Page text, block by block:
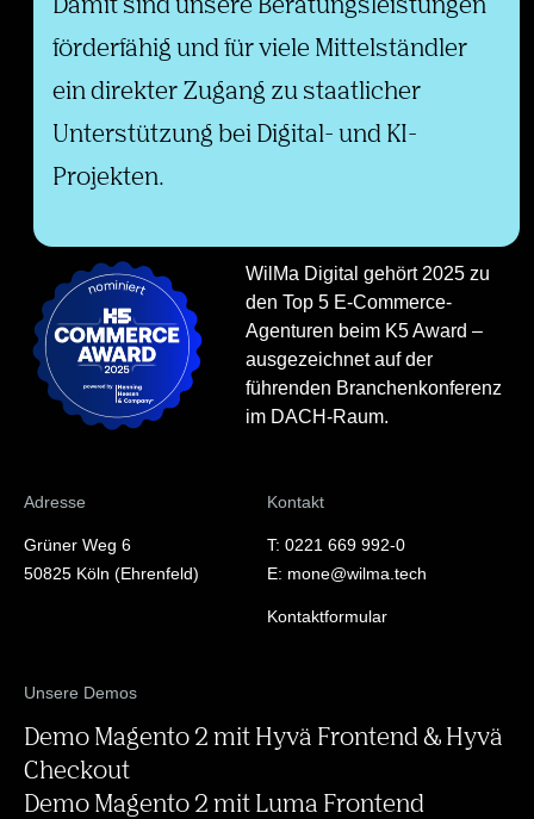
Damit sind unsere Beratungsleistungen
förderfähig und für viele Mittelständler
ein direkter Zugang zu staatlicher
Unterstützung bei Digital- und KI-
Projekten.
WilMa Digital gehört 2025 zu
den Top 5 E-Commerce-
Agenturen beim K5 Award –
ausgezeichnet auf der
führenden Branchenkonferenz
im DACH-Raum.
Adresse
Grüner Weg 6
50825 Köln (Ehrenfeld)
Kontakt
T: 0221 669 992-0
E: mone@wilma.tech
Kontaktformular
Unsere Demos
Demo Magento 2 mit Hyvä Frontend & Hyvä
Checkout
Demo Magento 2 mit Luma Frontend